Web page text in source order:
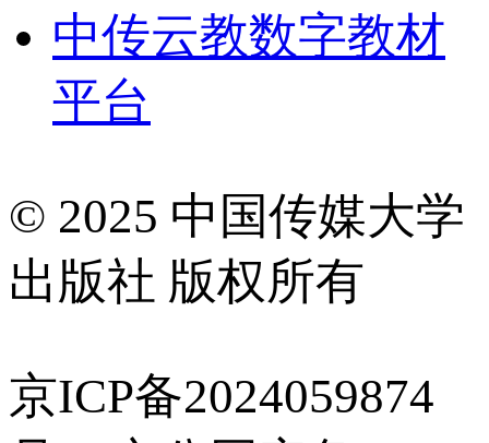
中传云教数字教材
平台
© 2025 中国传媒大学
出版社 版权所有
京ICP备2024059874